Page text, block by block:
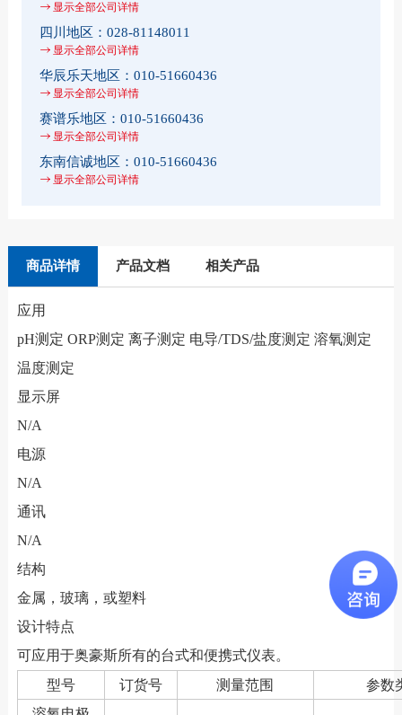
显示全部公司详情
四川地区： 028-81148011
显示全部公司详情
华辰乐天地区： 010-51660436
显示全部公司详情
赛谱乐地区： 010-51660436
显示全部公司详情
东南信诚地区： 010-51660436
显示全部公司详情
商品详情 产品文档 相关产品
应用
pH测定 ORP测定 离子测定 电导/TDS/盐度测定 溶氧测定
温度测定
显示屏
N/A
电源
N/A
通讯
N/A
结构
金属，玻璃，或塑料
设计特点
可应用于奥豪斯所有的台式和便携式仪表。
型号
订货号 测量范围
参数